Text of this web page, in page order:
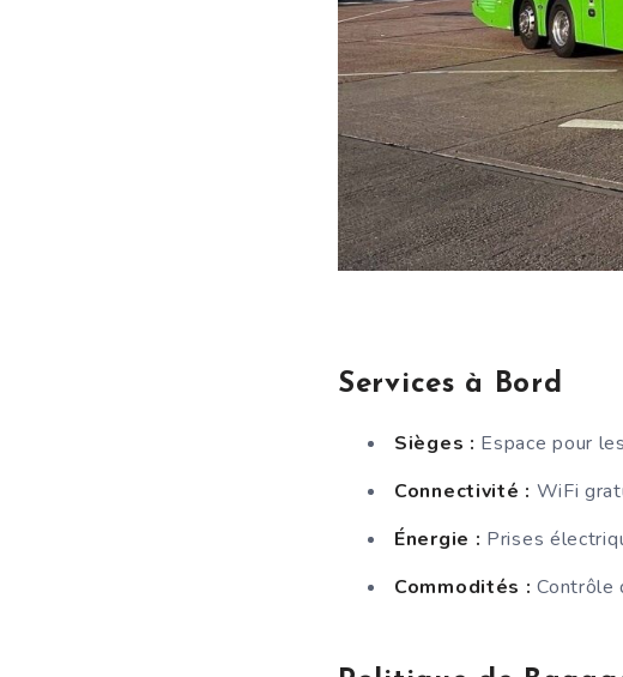
Services à Bord
Sièges : Espace pour
Connectivité : WiFi
Énergie : Prises
Commodités : Contrôle